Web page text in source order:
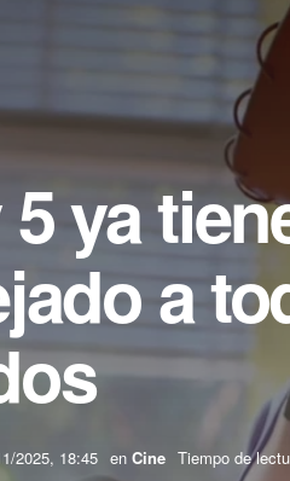
ya
a
2025, 18:45 en Cine Tiempo de